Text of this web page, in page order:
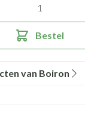
Bestel
van Boiron